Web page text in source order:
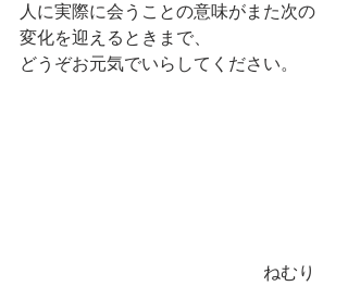
人に実際に会うことの意味がまた次の
変化を迎えるときまで、
どうぞお元気でいらしてください。
ねむり